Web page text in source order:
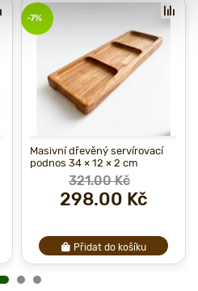
-7%
Masivní dřevěný servírovací
podnos 34 × 12 × 2 cm
321.00 Kč
298.00 Kč
Přidat do košíku